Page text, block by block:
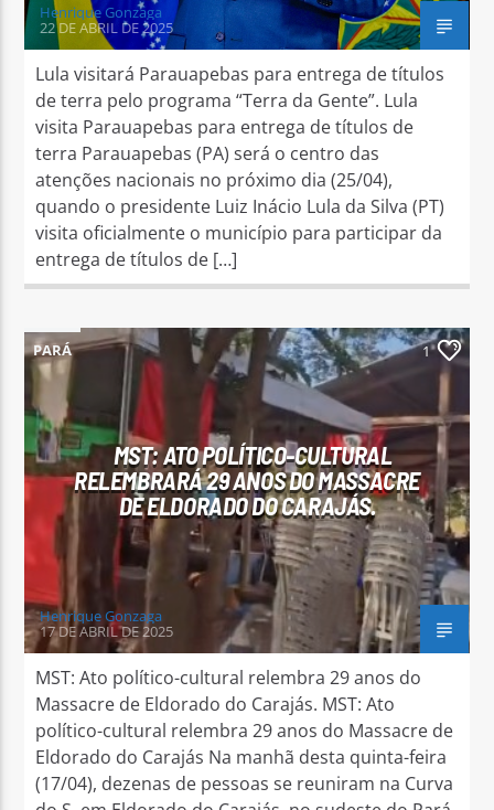
Henrique Gonzaga
22 DE ABRIL DE 2025
Lula visitará Parauapebas para entrega de títulos
de terra pelo programa “Terra da Gente”. Lula
visita Parauapebas para entrega de títulos de
terra Parauapebas (PA) será o centro das
atenções nacionais no próximo dia (25/04),
quando o presidente Luiz Inácio Lula da Silva (PT)
visita oficialmente o município para participar da
entrega de títulos de […]
PARÁ 1
MST: ATO POLÍTICO-CULTURAL
RELEMBRARÁ 29 ANOS DO MASSACRE
DE ELDORADO DO CARAJÁS.
Henrique Gonzaga
17 DE ABRIL DE 2025
MST: Ato político-cultural relembra 29 anos do
Massacre de Eldorado do Carajás. MST: Ato
político-cultural relembra 29 anos do Massacre de
Eldorado do Carajás Na manhã desta quinta-feira
(17/04), dezenas de pessoas se reuniram na Curva